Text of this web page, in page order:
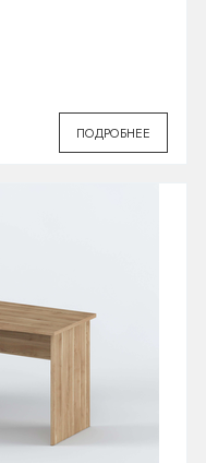
ПОДРОБНЕЕ